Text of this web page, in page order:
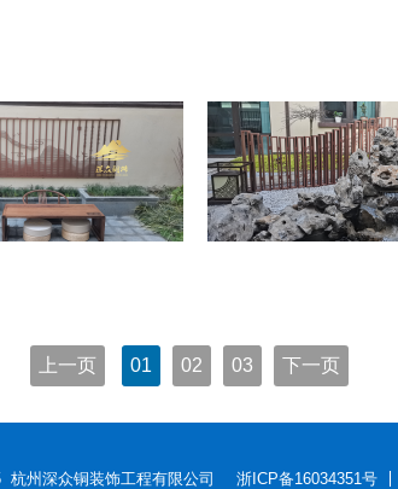
上一页 01 02 03 下一页
杭州深众铜装饰工程有限公司 浙ICP备16034351号